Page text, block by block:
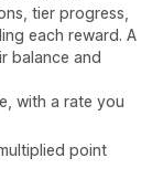
tier progress,
each reward. A
balance and
with a rate you
point